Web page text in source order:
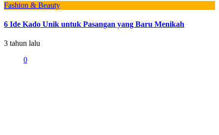
Fashion & Beauty
6 Ide Kado Unik untuk Pasangan yang Baru Menikah
3 tahun lalu
0